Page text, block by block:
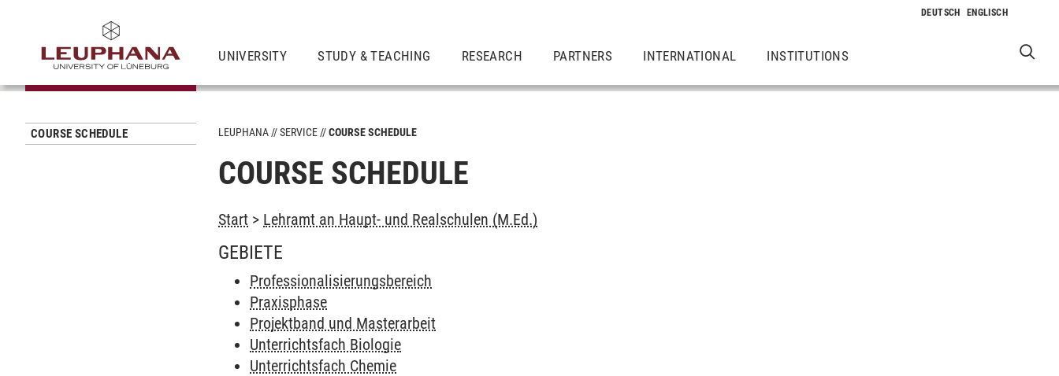
UNIVERSITY STUDY & TEACHING RESEARCH PARTNERS INTERNATIONAL INSTITUTIONS
COURSE SCHEDULE LEUPHANA SERVICE COURSE SCHEDULE
COURSE SCHEDULE
Start > Lehramt an Haupt- und Realschulen (M.Ed.)
GEBIETE
Professionalisierungsbereich
Praxisphase
Projektband und Masterarbeit
Unterrichtsfach Biologie
Unterrichtsfach Chemie